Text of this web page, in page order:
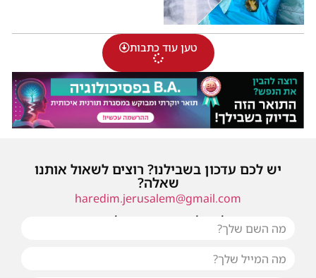
טען עוד כתבות
יש לכם עדכון בשבילנו? רוצים לשאול אותנו
שאלה?
haredim.jerusalem@gmail.com
או שילחו אלינו פנייה ונחזור אליכם בהקדם